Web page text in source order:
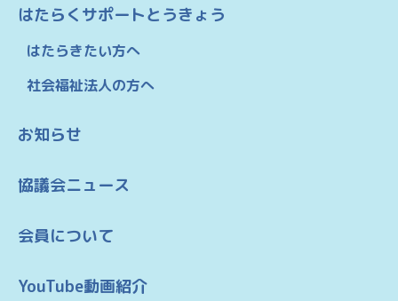
はたらくサポートとうきょう
はたらきたい方へ
社会福祉法人の方へ
お知らせ
協議会ニュース
会員について
YouTube動画紹介